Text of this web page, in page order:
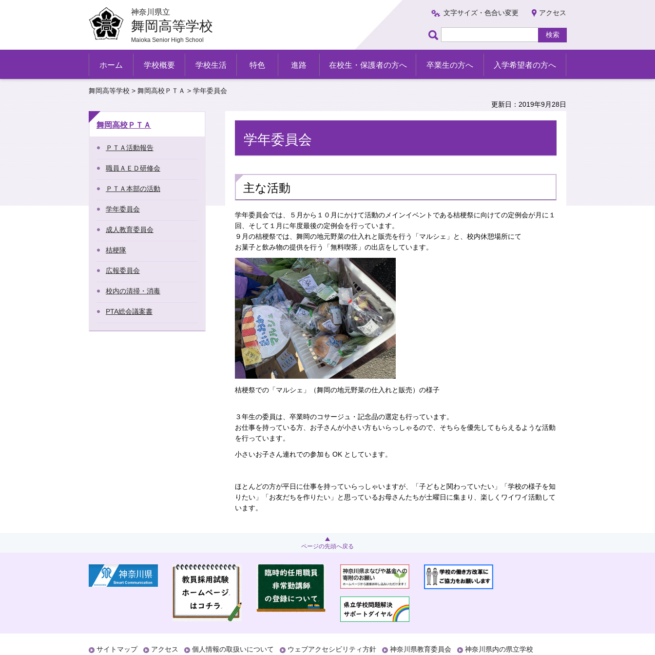
神奈川県立
舞岡高等学校
Maioka Senior High School
文字サイズ・色合い変更 アクセス
ホーム 学校概要 学校生活 特色 進路 在校生・保護者の方へ 卒業生の方へ 入学希望者の方へ
舞岡高等学校>舞岡高校ＰＴＡ> 学年委員会
更新日：2019年9月28日
舞岡高校ＰＴＡ
ＰＴＡ活動報告
職員ＡＥＤ研修会
ＰＴＡ本部の活動
学年委員会
成人教育委員会
桔梗隊
広報委員会
校内の清掃・消毒
PTA総会議案書
学年委員会
主な活動
学年委員会では、５月から１０月にかけて活動のメインイベントである桔梗祭に向けての定例会が月に１
回、そして１月に年度最後の定例会を行っています。
９月の桔梗祭では、舞岡の地元野菜の仕入れと販売を行う「マルシェ」と、校内休憩場所にて
お菓子と飲み物の提供を行う「無料喫茶」の出店をしています。
桔梗祭での「マルシェ」（舞岡の地元野菜の仕入れと販売）の様子
３年生の委員は、卒業時のコサージュ・記念品の選定も行っています。
お仕事を持っている方、お子さんが小さい方もいらっしゃるので、そちらを優先してもらえるような活動
を行っています。
小さいお子さん連れでの参加も OK としています。
ほとんどの方が平日に仕事を持っていらっしゃいますが、「子どもと関わっていたい」「学校の様子を知
りたい」「お友だちを作りたい」と思っているお母さんたちが土曜日に集まり、楽しくワイワイ活動して
います。
ページの先頭へ戻る
サイトマップ アクセス 個人情報の取扱いについて ウェブアクセシビリティ方針 神奈川県教育委員会 神奈川県内の県立学校